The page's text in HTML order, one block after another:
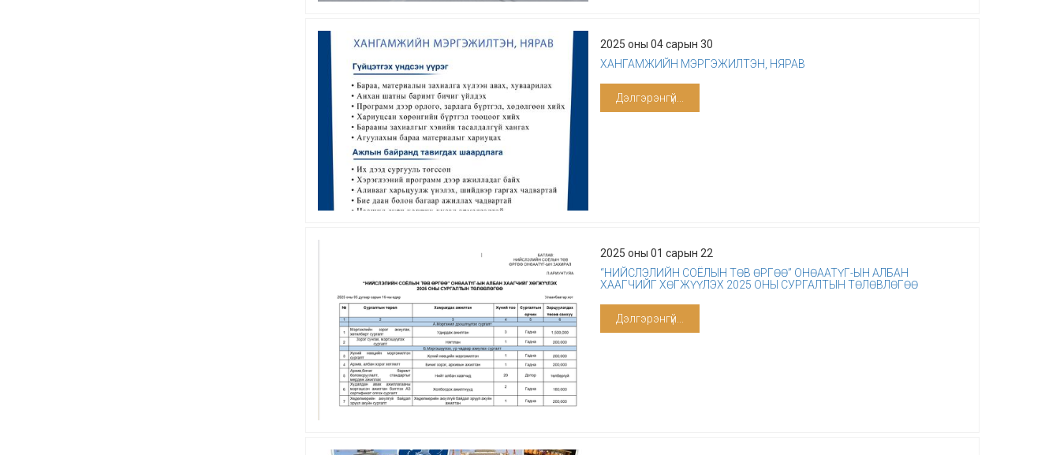
2025 оны 04 сарын 30
ХАНГАМЖИЙН МЭРГЭЖИЛТЭН, НЯРАВ
Дэлгэрэнгүй...
2025 оны 01 сарын 22
“НИЙСЛЭЛИЙН СОЁЛЫН ТӨВ ӨРГӨӨ” ОНӨААТҮГ-ЫН АЛБАН
ХААГЧИЙГ ХӨГЖҮҮЛЭХ 2025 ОНЫ СУРГАЛТЫН ТӨЛӨВЛӨГӨӨ
Дэлгэрэнгүй...